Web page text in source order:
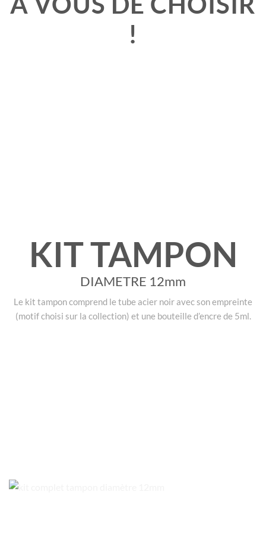
!
KIT TAMPON
DIAMETRE 12mm
Le kit tampon comprend le tube acier noir avec son empreinte
(motif choisi sur la collection) et une bouteille d’encre de 5ml.